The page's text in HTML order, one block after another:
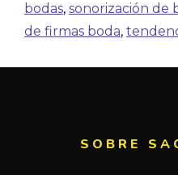
bodas, sonorización de
de firmas boda,
SOBRE